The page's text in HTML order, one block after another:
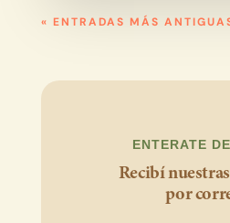
« ENTRADAS MÁS
ENTERATE
Recibí
por